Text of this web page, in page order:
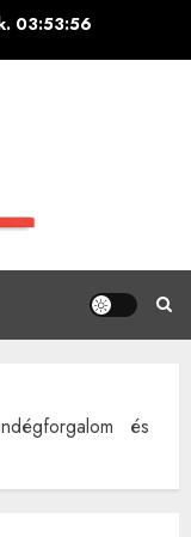
03:53:57
és